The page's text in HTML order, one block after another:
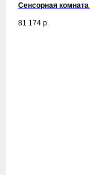
Сенсорная
81 174 р.